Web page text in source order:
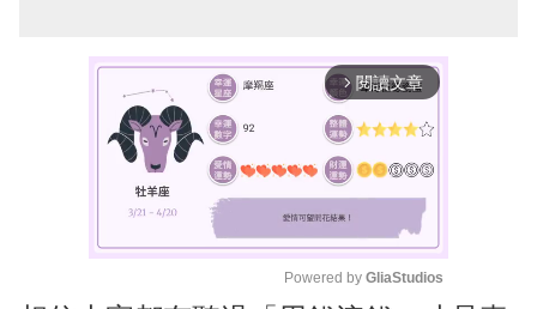
arrow_forward_ios 閱讀文章
Powered by GliaStudios